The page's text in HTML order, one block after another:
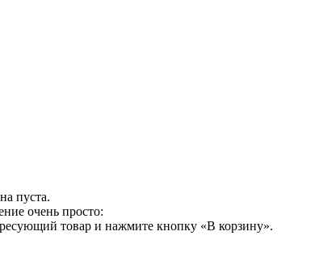
пуста.
очень просто:
товар и нажмите кнопку «В корзину».